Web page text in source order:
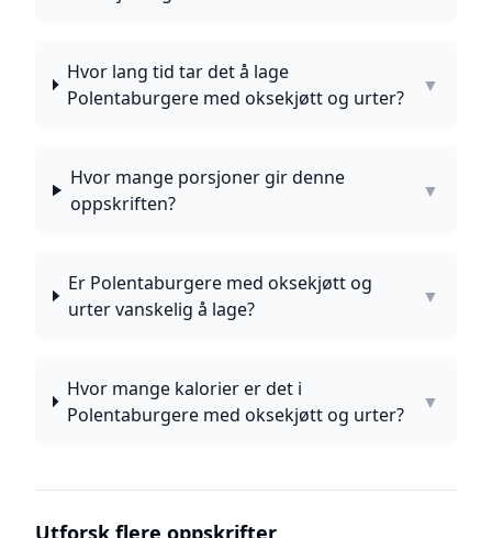
Hvor lang tid tar det å lage
Polentaburgere med oksekjøtt og urter?
▼
Hvor mange porsjoner gir denne
oppskriften?
▼
Er Polentaburgere med oksekjøtt og
urter vanskelig å lage?
▼
Hvor mange kalorier er det i
Polentaburgere med oksekjøtt og urter?
▼
Utforsk flere oppskrifter